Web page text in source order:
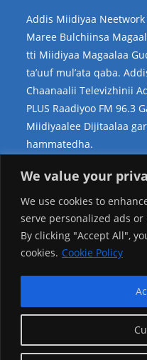
We value your
We use cookies to
serve personalized ads
By clicking "Accept All",
cookies. Cookie Policy
Addis Miidiyaa
Maree Bulchiinsa
tti Miidiyaa Magaalaa
ta’uuf mul’ata qaba.
Chaanaalii Televizhinii
PLUS Raadiyoo FM 96.3
Miidiyaalee Dijitaalaa
hammatedha.
Teessoo Keenya